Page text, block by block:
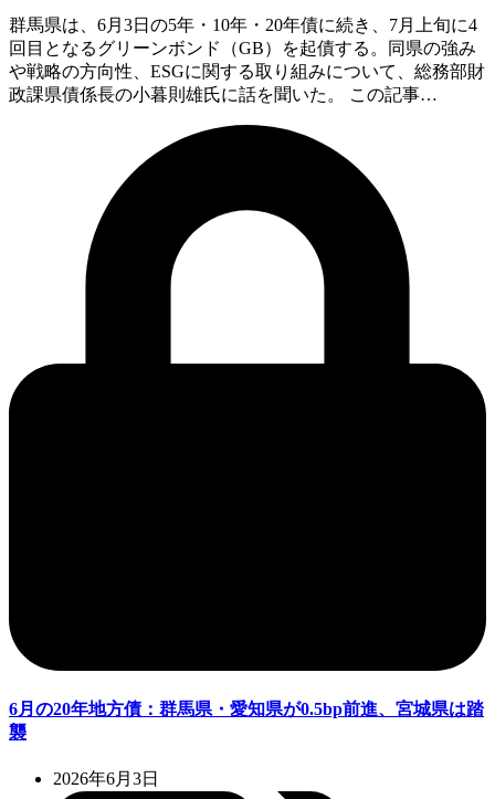
群馬県は、6月3日の5年・10年・20年債に続き、7月上旬に4
回目となるグリーンボンド（GB）を起債する。同県の強み
や戦略の方向性、ESGに関する取り組みについて、総務部財
政課県債係長の小暮則雄氏に話を聞いた。 この記事…
6月の20年地方債：群馬県・愛知県が0.5bp前進、宮城県は踏
襲
2026年6月3日